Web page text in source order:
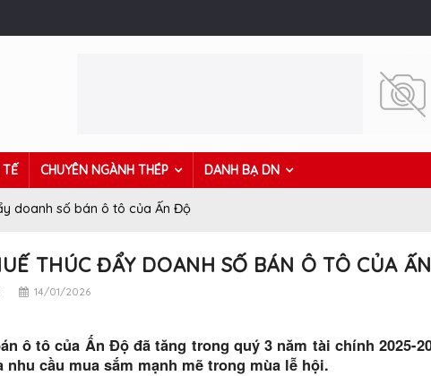
TẾ CHUYÊN NGÀNH THÉP DANH BẠ DN
doanh số bán ô tô của Ấn Độ
THÚC ĐẨY DOANH SỐ BÁN Ô TÔ CỦA
14/01/2026
ô tô của Ấn Độ đã tăng trong quý 3 năm tài chính 2025-
nhu cầu mua sắm mạnh mẽ trong mùa lễ hội.